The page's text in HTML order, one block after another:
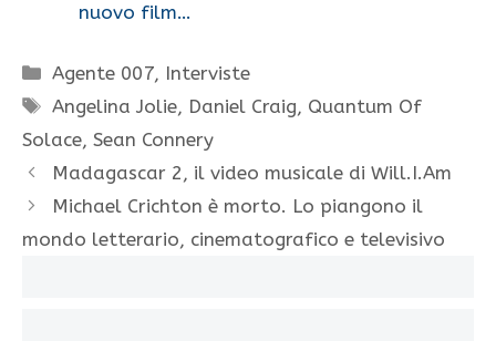
nuovo film…
Categorie
Agente 007, Interviste
Tag
Angelina Jolie, Daniel Craig, Quantum Of
Solace, Sean Connery
Madagascar 2, il video musicale di Will.I.Am
Michael Crichton è morto. Lo piangono il
mondo letterario, cinematografico e televisivo